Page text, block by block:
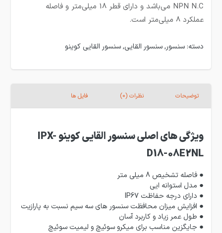
NPN N.C می‌باشد و
دارای قطر 18 میلی‌متر و فاصله
عملکرد 8 میلی‌متر است.
دسته:سنسور,سنسور القایی,سنسور القایی کوینو
توضیحات نظرات (0) فایل ها
ویژگی های اصلی سنسور القایی کوینو IPX-
D18-08E2NL
● فاصله تشخیص 8 میلی متر
● مدل استوانه ایی
● دارای درجه حفاظت IP67
● افزایش میزان محافظت سنسور های سه سیم نسبت به پارازیت
● طول عمر زیاد و کاربرد آسان
● جایگزین مناسب برای میکرو سوئیچ و لیمیت سوئیچ